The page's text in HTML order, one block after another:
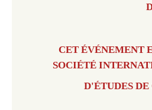
CET ÉVÉNEMENT
SOCIÉTÉ
D'ÉTUDES DE